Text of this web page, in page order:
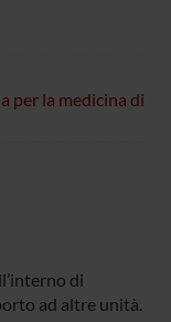
per la medicina di
di
ad altre unità.